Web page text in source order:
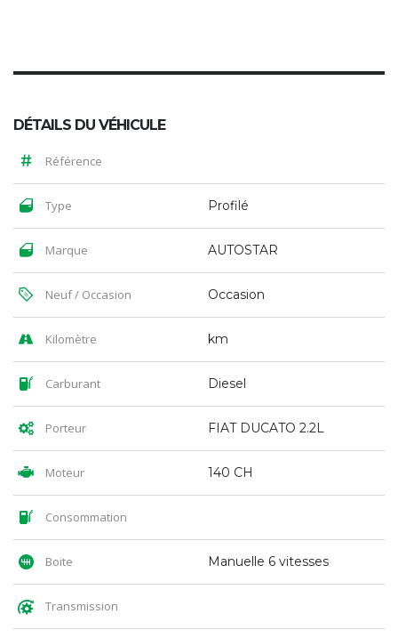
DÉTAILS DU VÉHICULE
Référence
Type Profilé
Marque AUTOSTAR
Neuf / Occasion Occasion
Kilomètre km
Carburant Diesel
Porteur FIAT DUCATO 2.2L
Moteur 140 CH
Consommation
Boite Manuelle 6 vitesses
Transmission